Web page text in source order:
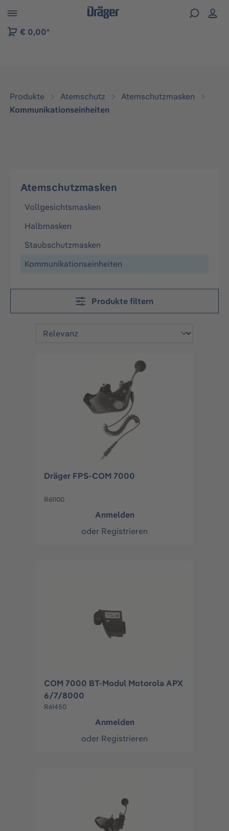
der B2B-Plattform springen
€ 0,00*
Produkte Atemschutz
Atemschutzmasken
Kommunikationseinheiten
Atemschutzmasken
Vollgesichtsmasken
Halbmasken
Staubschutzmasken
Kommunikationseinheiten
Produkte filtern
Dräger FPS-COM 7000
R61100
Anmelden
oder Registrieren
COM 7000 BT-Modul Motorola APX
6/7/8000
R61450
Anmelden
oder Registrieren